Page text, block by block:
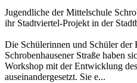
Jugendliche der Mittelschule
ihr Stadtviertel-Projekt in der
Die Schülerinnen und Schüler der
Schrobenhausener Straße haben
Workshop mit der Entwicklung
auseinandergesetzt. Sie e...